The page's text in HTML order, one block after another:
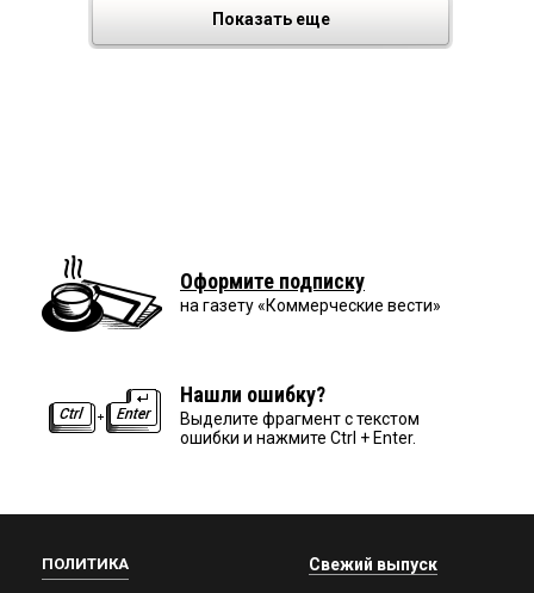
Показать еще
Оформите подписку
на газету «Коммерческие вести»
Нашли ошибку?
Выделите фрагмент с текстом
ошибки и нажмите Ctrl + Enter.
ПОЛИТИКА Свежий выпуск